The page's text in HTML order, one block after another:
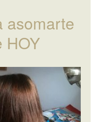
asomarte
HOY